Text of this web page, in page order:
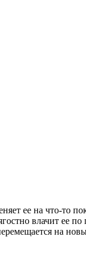
ее на что-то
влачит ее по
на